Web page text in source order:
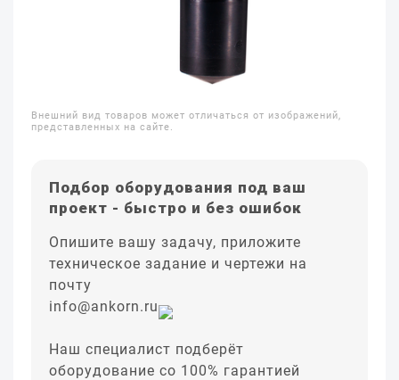
Внешний вид товаров может отличаться от изображений,
представленных на сайте.
Подбор оборудования под ваш
проект - быстро и без ошибок
Опишите вашу задачу, приложите
техническое задание и чертежи на
почту
info@ankorn.ru
Наш специалист подберёт
оборудование со 100% гарантией